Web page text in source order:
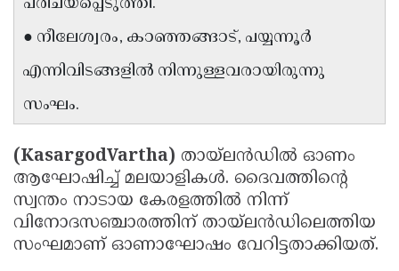
● നീലേശ്വരം, കാഞ്ഞങ്ങാട്, പയ്യന്നൂർ
എന്നിവിടങ്ങളിൽ നിന്നുള്ളവരായിരുന്നു
സംഘം.
(KasargodVartha) തായ്ലൻഡിൽ ഓണം
ആഘോഷിച്ച് മലയാളികൾ. ദൈവത്തിന്റെ
സ്വന്തം നാടായ കേരളത്തിൽ നിന്ന്
വിനോദസഞ്ചാരത്തിന് തായ്‌ലൻഡിലെത്തിയ
സംഘമാണ് ഓണാഘോഷം വേറിട്ടതാക്കിയത്.